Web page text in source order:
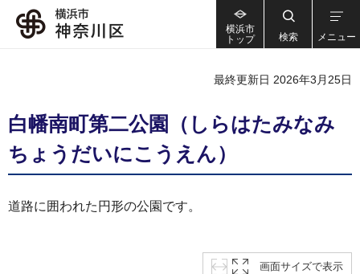
横浜市
トップ
検索 メニュー
最終更新日 2026年3月25日
白幡南町第二公園（しらはたみなみ
ちょうだいにこうえん）
道路に囲われた円形の公園です。
画面サイズで表示